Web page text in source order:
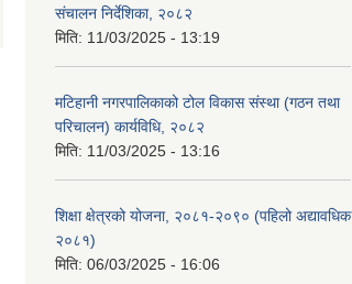
संचालन निर्देशिका, २०८२
मिति: 11/03/2025 - 13:19
मटिहानी नगरपालिकाको टोल विकास संस्था (गठन तथा
परिचालन) कार्यविधि, २०८२
मिति: 11/03/2025 - 13:16
शिक्षा क्षेत्रको योजना, २०८१-२०९० ‌‍(पहिलो अद्यावधिक
२०८१)
मिति: 06/03/2025 - 16:06